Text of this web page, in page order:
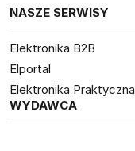
NASZE SERWISY
Elektronika B2B
Elportal
Elektronika Praktyczna
WYDAWCA